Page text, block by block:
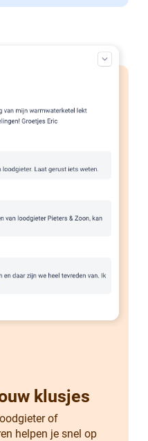
klusjes
of
helpen je snel op